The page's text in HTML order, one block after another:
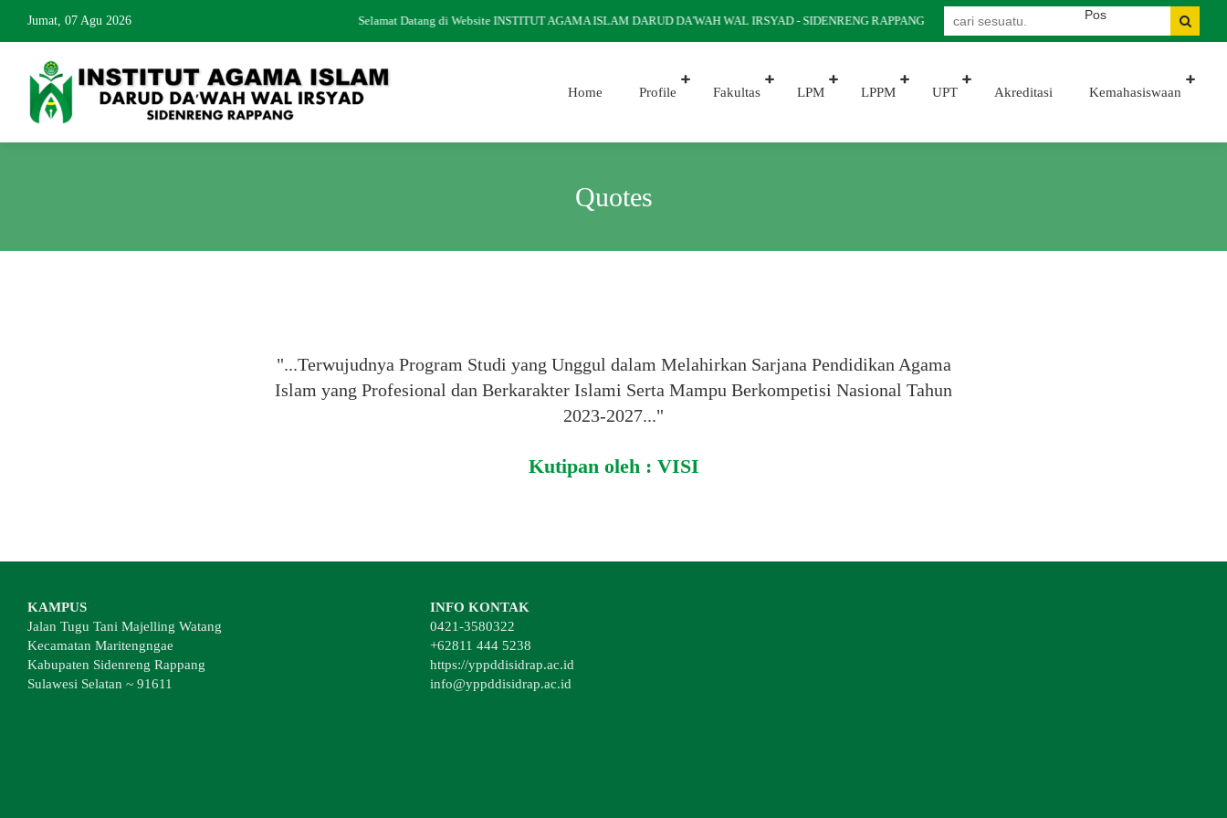
Jumat, 07 Agu 2026 Selamat Datang di Website INSTITUT AGAMA ISLAM DARUD DA'WAH WAL IRSYAD - SIDENRENG RAPPANG
Home Profile Fakultas LPM LPPM UPT Akreditasi Kemahasiswaan
Quotes
"...Terwujudnya Program Studi yang Unggul dalam Melahirkan Sarjana Pendidikan Agama
Islam yang Profesional dan Berkarakter Islami Serta Mampu Berkompetisi Nasional Tahun
2023-2027..."
Kutipan oleh : VISI
KAMPUS
Jalan Tugu Tani Majelling Watang
Kecamatan Maritengngae
Kabupaten Sidenreng Rappang
Sulawesi Selatan ~ 91611
INFO KONTAK
0421-3580322
+62811 444 5238
https://yppddisidrap.ac.id
info@yppddisidrap.ac.id